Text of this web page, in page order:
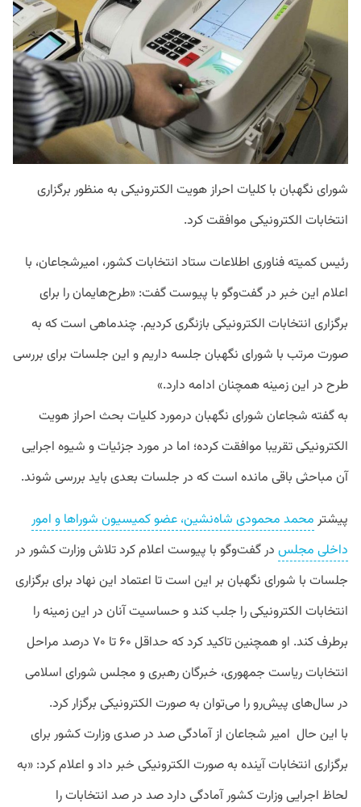
شورای نگهبان با کلیات احراز هویت الکترونیکی به منظور برگزاری
انتخابات الکترونیکی موافقت کرد.
رئیس کمیته فناوری اطلاعات ستاد انتخابات کشور، امیرشجاعان، با
اعلام این خبر در گفت‌و‌گو با پیوست گفت: «طرح‌هایمان را برای
برگزاری انتخابات الکترونیکی بازنگری کردیم. چندماهی است که به
صورت مرتب با شورای نگهبان جلسه داریم و این جلسات برای بررسی
طرح در این زمینه همچنان ادامه دارد.»
به گفته شجاعان شورای نگهبان درمورد کلیات بحث احراز هویت
الکترونیکی تقریبا موافقت کرده؛ اما در مورد جزئیات و شیوه اجرایی
آن مباحثی باقی مانده است که در جلسات بعدی باید بررسی شوند.
پیشتر محمد محمودی شاه‌نشین، عضو کمیسیون شوراها و امور
داخلی مجلس در گفت‌وگو با پیوست اعلام کرد تلاش وزارت کشور در
جلسات با شورای نگهبان بر این است تا اعتماد این نهاد برای برگزاری
انتخابات الکترونیکی را جلب کند و حساسیت‌ آنان در این زمینه را
برطرف کند. او همچنین تاکید کرد که حداقل ۶۰ تا ۷۰ درصد مراحل
انتخابات ریاست جمهوری، خبرگان رهبری و مجلس شورای اسلامی
در سال‌های پیش‌‌رو را می‌توان به صورت الکترونیکی برگزار کرد.
با این حال امیر شجاعان از آمادگی صد در صدی وزارت کشور برای
برگزاری انتخابات آینده به صورت الکترونیکی خبر داد و اعلام کرد: «به
لحاظ اجرایی وزارت کشور آمادگی دارد صد در صد انتخابات را